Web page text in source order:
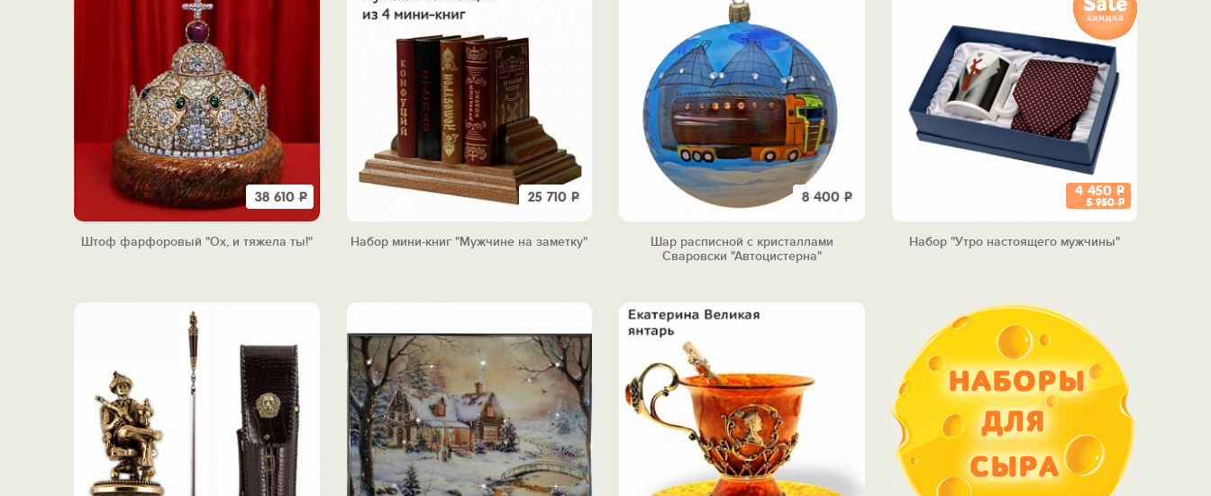
38 610Р
Штоф фарфоровый "Ох, и тяжела ты!"
25 710 Р
Набор мини-книг "Мужчине на заметку"
8 400Р
Шар расписной с кристаллами
Сваровски "Автоцистерна"
4 450 Р
5 950Р
Набор "Утро настоящего мужчины"